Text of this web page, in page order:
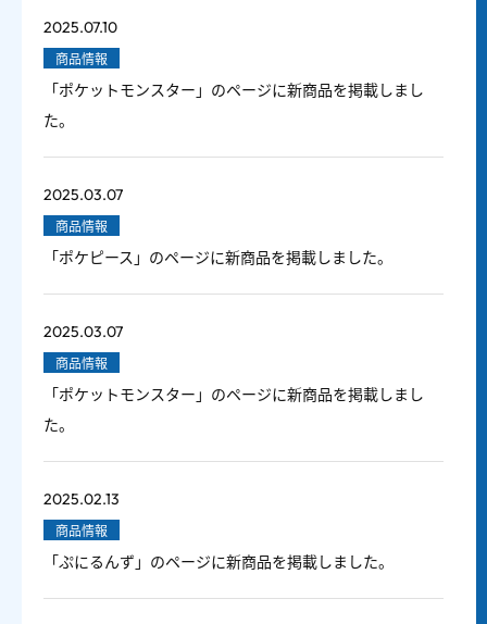
2025.07.10
商品情報
「ポケットモンスター」のページに新商品を掲載しまし
た。
2025.03.07
商品情報
「ポケピース」のページに新商品を掲載しました。
2025.03.07
商品情報
「ポケットモンスター」のページに新商品を掲載しまし
た。
2025.02.13
商品情報
「ぷにるんず」のページに新商品を掲載しました。